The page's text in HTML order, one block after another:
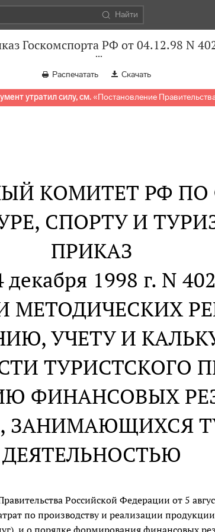
Найти
Госкомспорта РФ от 04.12.98 N
Распечатать Скачать
утратил силу, см.«Постановление
КОМИТЕТ РФ
СПОРТУ И
ПРИКАЗ
декабря 1998 г. N 402
МЕТОДИЧЕСКИХ
УЧЕТУ И
ТУРИСТСКОГО
ФИНАНСОВЫХ
ЗАНИМАЮЩИХСЯ
ДЕЯТЕЛЬНОСТЬЮ
Российской Федерации от 5
по производству и реализации
и о порядке формирования финансовых